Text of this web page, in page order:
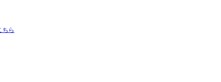
ちら